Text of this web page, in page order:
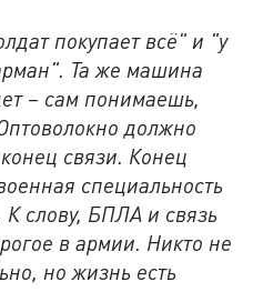
покупает всё" и "у
Та же машина
– сам понимаешь,
должно
связи. Конец
специальность
К слову, БПЛА и связь
в армии. Никто не
но жизнь есть